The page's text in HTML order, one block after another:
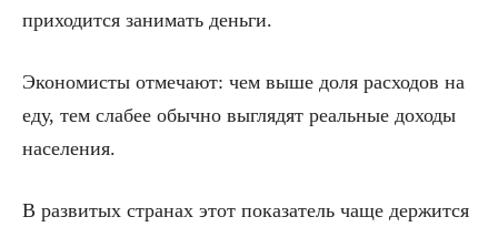
приходится занимать деньги.
Экономисты отмечают: чем выше доля расходов на
еду, тем слабее обычно выглядят реальные доходы
населения.
В развитых странах этот показатель чаще держится